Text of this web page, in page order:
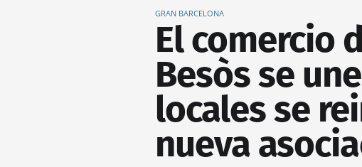
GRAN BARCELONA
El comercio
Besòs se
locales se
nueva